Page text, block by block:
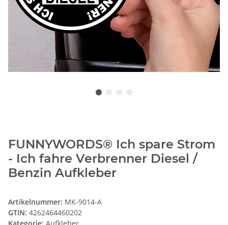
FUNNYWORDS® Ich spare Strom
- Ich fahre Verbrenner Diesel /
Benzin Aufkleber
Artikelnummer: MK-9014-A
GTIN: 4262464460202